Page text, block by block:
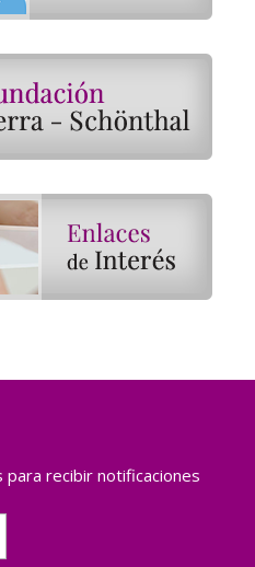
recibir notificaciones